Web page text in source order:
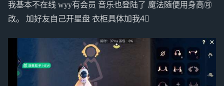
我基本不在线 wyy有会员 音乐也登陆了 魔法随便用身高🉑
改。 加好友自己开星盘 衣柜具体加我4⃣️